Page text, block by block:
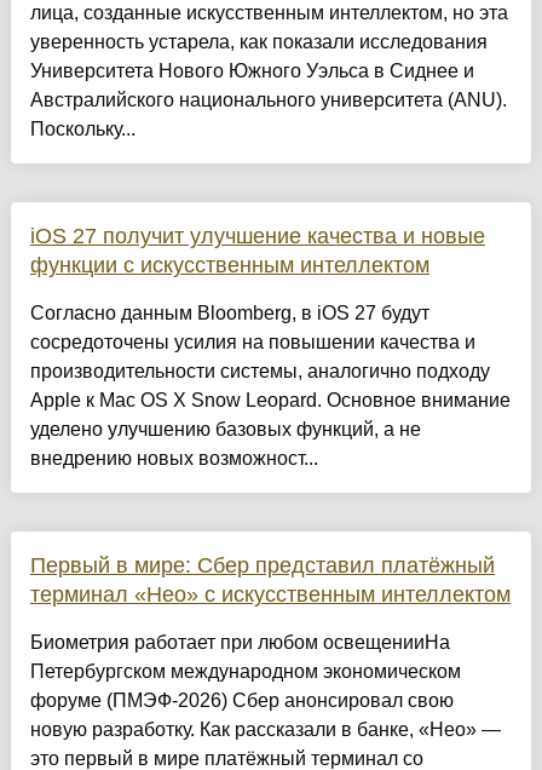
лица, созданные искусственным интеллектом, но эта
уверенность устарела, как показали исследования
Университета Нового Южного Уэльса в Сиднее и
Австралийского национального университета (ANU).
Поскольку...
iOS 27 получит улучшение качества и новые
функции с искусственным интеллектом
Согласно данным Bloomberg, в iOS 27 будут
сосредоточены усилия на повышении качества и
производительности системы, аналогично подходу
Apple к Mac OS X Snow Leopard. Основное внимание
уделено улучшению базовых функций, а не
внедрению новых возможност...
Первый в мире: Сбер представил платёжный
терминал «Нео» с искусственным интеллектом
Биометрия работает при любом освещенииНа
Петербургском международном экономическом
форуме (ПМЭФ-2026) Сбер анонсировал свою
новую разработку. Как рассказали в банке, «Нео» —
это первый в мире платёжный терминал со